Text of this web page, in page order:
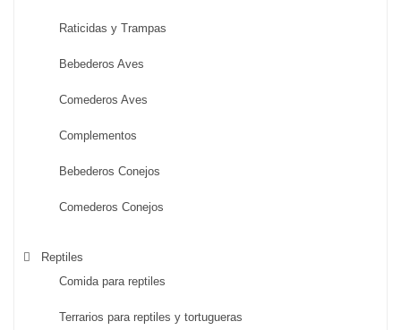
Raticidas y Trampas
Bebederos Aves
Comederos Aves
Complementos
Bebederos Conejos
Comederos Conejos
Reptiles
Comida para reptiles
Terrarios para reptiles y tortugueras